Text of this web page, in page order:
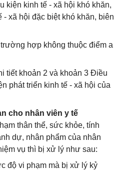
kiện kinh tế - xã hội khó khăn,
- xã hội đặc biệt khó khăn, biên
hợp không thuộc điểm a
tiết khoản 2 và khoản 3 Điều
phát triển kinh tế - xã hội của
cho nhân viên y tế
thân thể, sức khỏe, tính
dự, nhân phẩm của nhân
vụ thì bị xử lý như sau:
độ vi phạm mà bị xử lý kỷ